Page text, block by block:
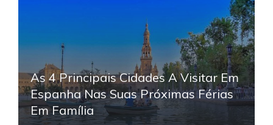
As 4 Principais Cidades A Visitar Em
Espanha Nas Suas Próximas Férias
Em Família